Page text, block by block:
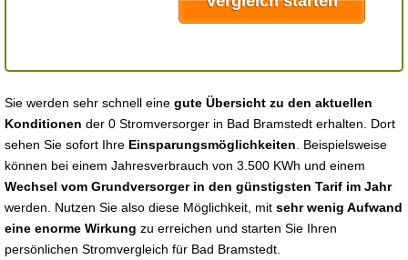
Sie werden sehr schnell eine gute Übersicht zu den aktuellen
Konditionen der 0 Stromversorger in Bad Bramstedt erhalten. Dort
sehen Sie sofort Ihre Einsparungsmöglichkeiten . Beispielsweise
können bei einem Jahresverbrauch von 3.500 KWh und einem
Wechsel vom Grundversorger in den günstigsten Tarif im Jahr
werden. Nutzen Sie also diese Möglichkeit, mit sehr wenig Aufwand
eine enorme Wirkung zu erreichen und starten Sie Ihren
persönlichen Stromvergleich für Bad Bramstedt.